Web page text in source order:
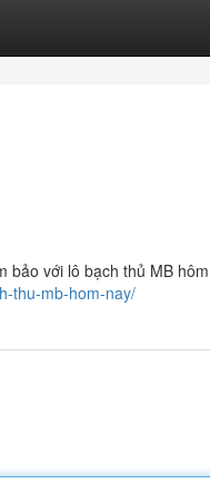
bảo với lô bạch thủ MB
thu-mb-hom-nay/